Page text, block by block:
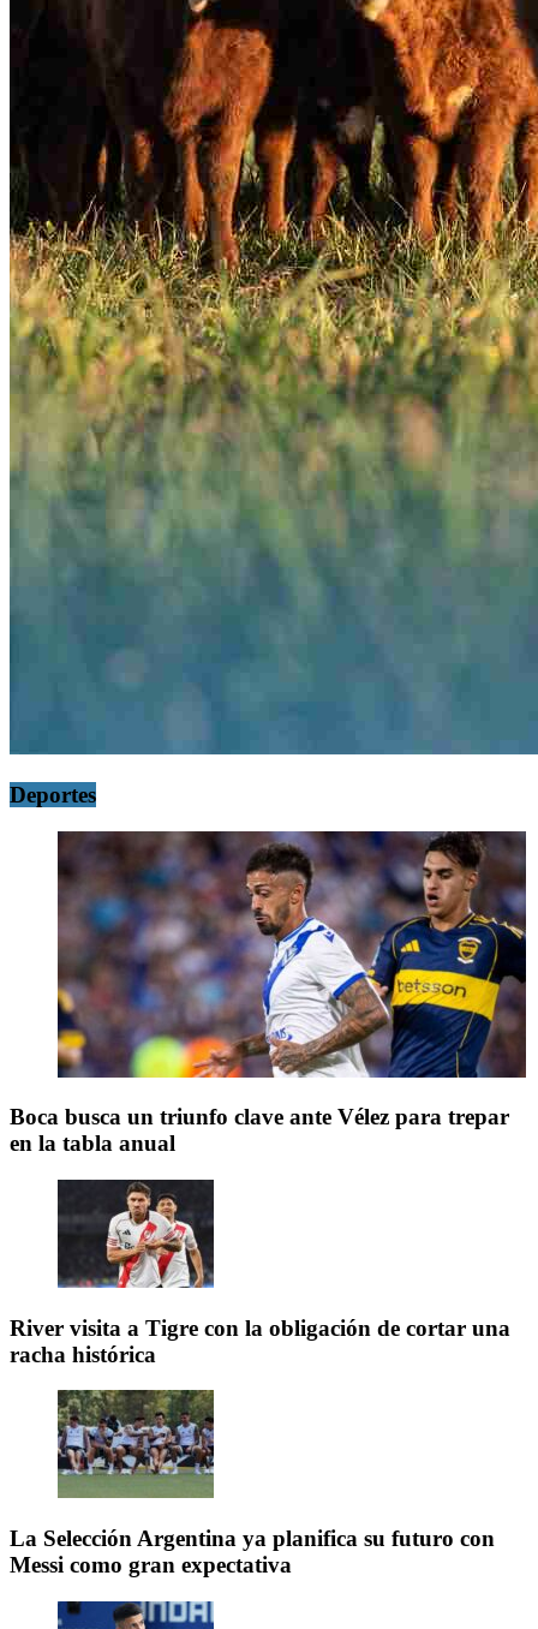
Deportes
Boca busca un triunfo clave ante Vélez para trepar
en la tabla anual
River visita a Tigre con la obligación de cortar una
racha histórica
La Selección Argentina ya planifica su futuro con
Messi como gran expectativa